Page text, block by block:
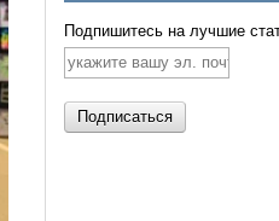
Подпишитесь на лучшие